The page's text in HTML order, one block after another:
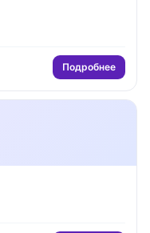
Подробнее